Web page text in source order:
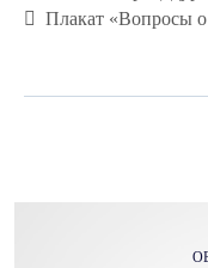
 Плакат «Вопросы о